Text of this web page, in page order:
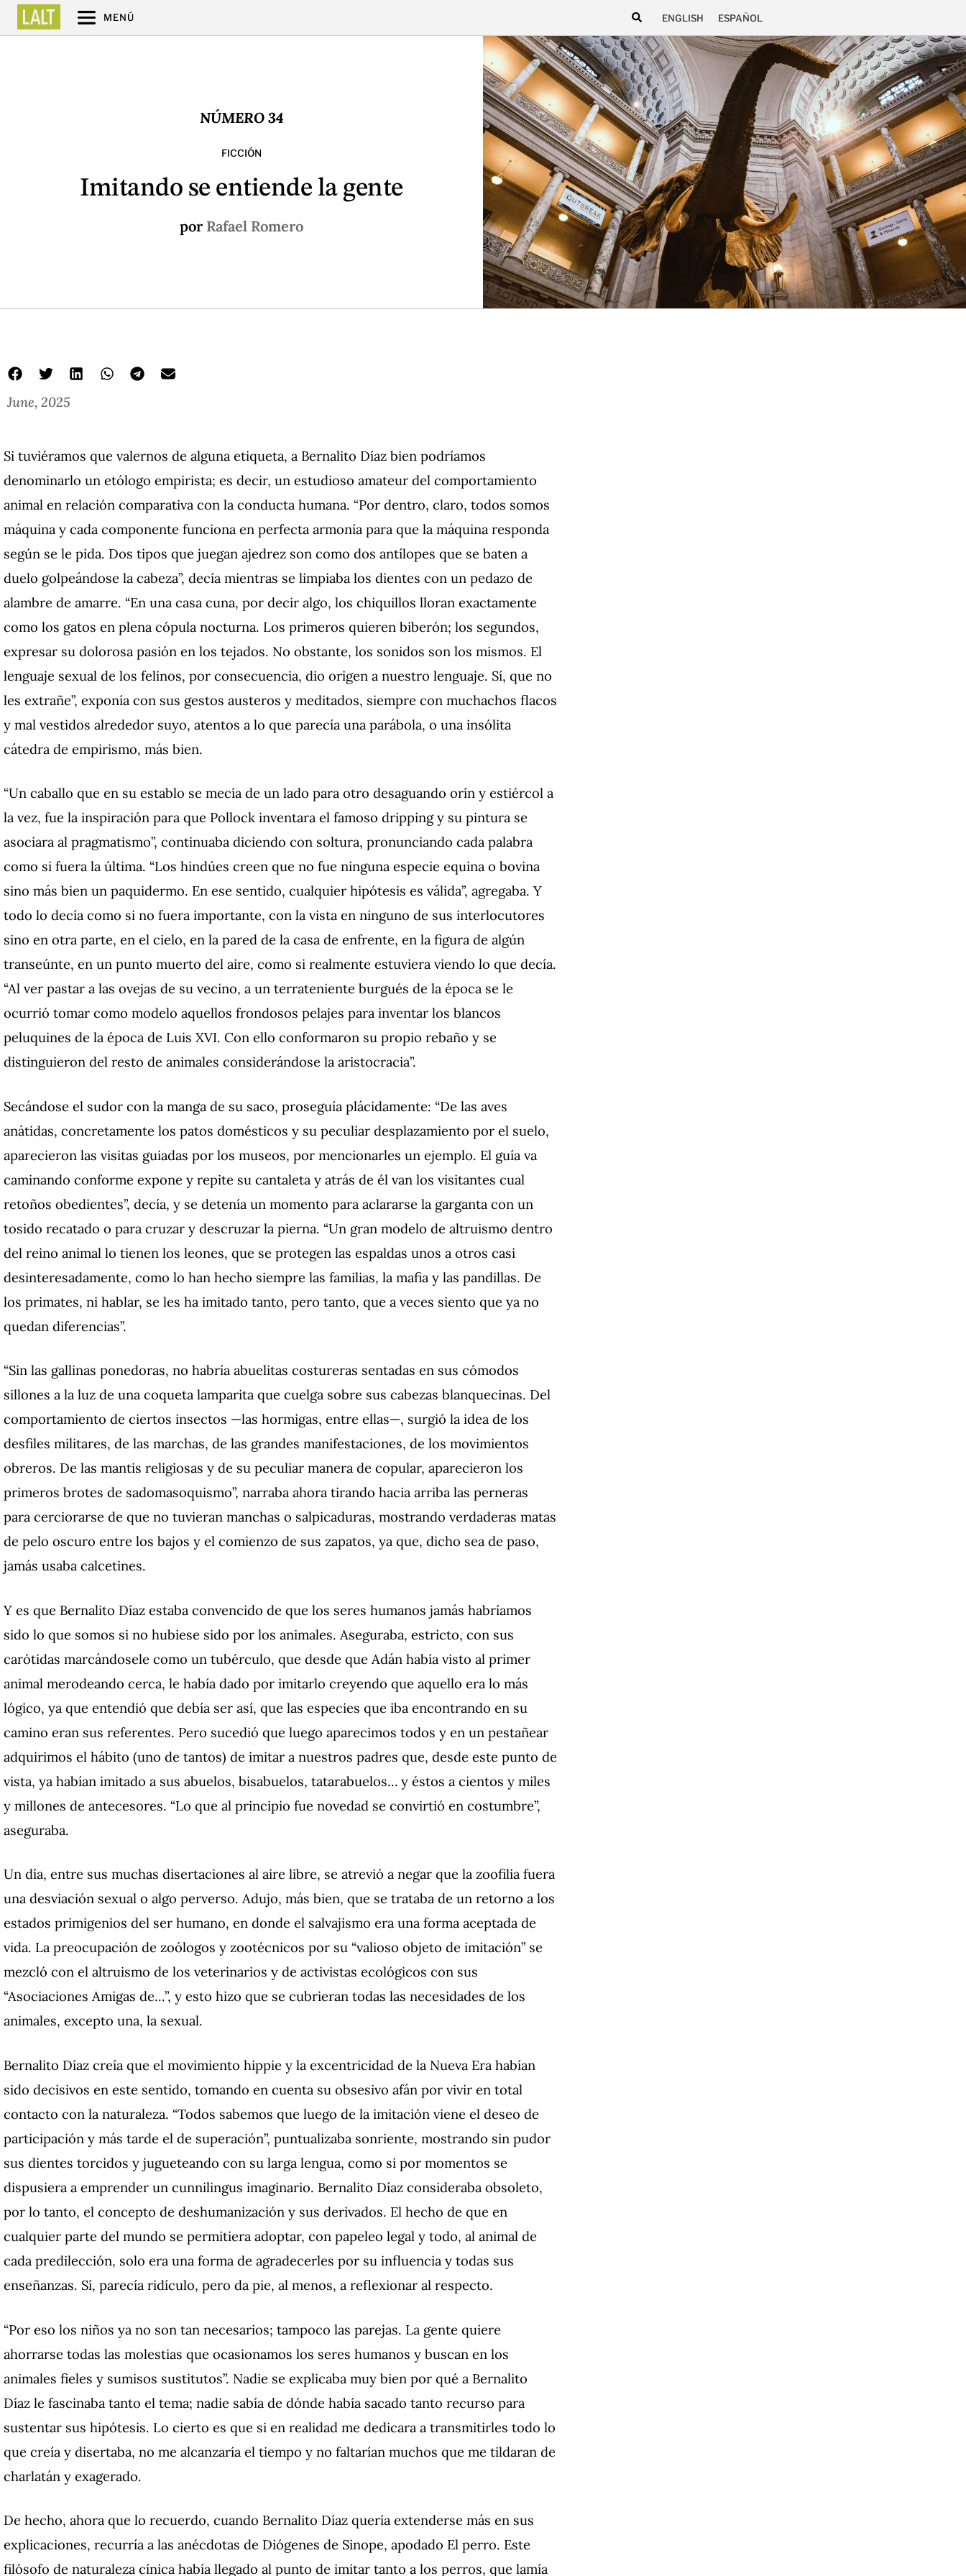
MENÚ ENGLISH ESPAÑOL
NÚMERO 34
FICCIÓN
Imitando se entiende la gente
por Rafael Romero
June, 2025
Si tuviéramos que valernos de alguna etiqueta, a Bernalito Díaz bien podríamos
denominarlo un etólogo empirista; es decir, un estudioso amateur del comportamiento
animal en relación comparativa con la conducta humana. “Por dentro, claro, todos somos
máquina y cada componente funciona en perfecta armonía para que la máquina responda
según se le pida. Dos tipos que juegan ajedrez son como dos antílopes que se baten a
duelo golpeándose la cabeza”, decía mientras se limpiaba los dientes con un pedazo de
alambre de amarre. “En una casa cuna, por decir algo, los chiquillos lloran exactamente
como los gatos en plena cópula nocturna. Los primeros quieren biberón; los segundos,
expresar su dolorosa pasión en los tejados. No obstante, los sonidos son los mismos. El
lenguaje sexual de los felinos, por consecuencia, dio origen a nuestro lenguaje. Sí, que no
les extrañe”, exponía con sus gestos austeros y meditados, siempre con muchachos flacos
y mal vestidos alrededor suyo, atentos a lo que parecía una parábola, o una insólita
cátedra de empirismo, más bien.
“Un caballo que en su establo se mecía de un lado para otro desaguando orín y estiércol a
la vez, fue la inspiración para que Pollock inventara el famoso dripping y su pintura se
asociara al pragmatismo”, continuaba diciendo con soltura, pronunciando cada palabra
como si fuera la última. “Los hindúes creen que no fue ninguna especie equina o bovina
sino más bien un paquidermo. En ese sentido, cualquier hipótesis es válida”, agregaba. Y
todo lo decía como si no fuera importante, con la vista en ninguno de sus interlocutores
sino en otra parte, en el cielo, en la pared de la casa de enfrente, en la figura de algún
transeúnte, en un punto muerto del aire, como si realmente estuviera viendo lo que decía.
“Al ver pastar a las ovejas de su vecino, a un terrateniente burgués de la época se le
ocurrió tomar como modelo aquellos frondosos pelajes para inventar los blancos
peluquines de la época de Luis XVI. Con ello conformaron su propio rebaño y se
distinguieron del resto de animales considerándose la aristocracia”.
Secándose el sudor con la manga de su saco, proseguía plácidamente: “De las aves
anátidas, concretamente los patos domésticos y su peculiar desplazamiento por el suelo,
aparecieron las visitas guiadas por los museos, por mencionarles un ejemplo. El guía va
caminando conforme expone y repite su cantaleta y atrás de él van los visitantes cual
retoños obedientes”, decía, y se detenía un momento para aclararse la garganta con un
tosido recatado o para cruzar y descruzar la pierna. “Un gran modelo de altruismo dentro
del reino animal lo tienen los leones, que se protegen las espaldas unos a otros casi
desinteresadamente, como lo han hecho siempre las familias, la mafia y las pandillas. De
los primates, ni hablar, se les ha imitado tanto, pero tanto, que a veces siento que ya no
quedan diferencias”.
“Sin las gallinas ponedoras, no habría abuelitas costureras sentadas en sus cómodos
sillones a la luz de una coqueta lamparita que cuelga sobre sus cabezas blanquecinas. Del
comportamiento de ciertos insectos —las hormigas, entre ellas—, surgió la idea de los
desfiles militares, de las marchas, de las grandes manifestaciones, de los movimientos
obreros. De las mantis religiosas y de su peculiar manera de copular, aparecieron los
primeros brotes de sadomasoquismo”, narraba ahora tirando hacia arriba las perneras
para cerciorarse de que no tuvieran manchas o salpicaduras, mostrando verdaderas matas
de pelo oscuro entre los bajos y el comienzo de sus zapatos, ya que, dicho sea de paso,
jamás usaba calcetines.
Y es que Bernalito Díaz estaba convencido de que los seres humanos jamás habríamos
sido lo que somos si no hubiese sido por los animales. Aseguraba, estricto, con sus
carótidas marcándosele como un tubérculo, que desde que Adán había visto al primer
animal merodeando cerca, le había dado por imitarlo creyendo que aquello era lo más
lógico, ya que entendió que debía ser así, que las especies que iba encontrando en su
camino eran sus referentes. Pero sucedió que luego aparecimos todos y en un pestañear
adquirimos el hábito (uno de tantos) de imitar a nuestros padres que, desde este punto de
vista, ya habían imitado a sus abuelos, bisabuelos, tatarabuelos… y éstos a cientos y miles
y millones de antecesores. “Lo que al principio fue novedad se convirtió en costumbre”,
aseguraba.
Un día, entre sus muchas disertaciones al aire libre, se atrevió a negar que la zoofilia fuera
una desviación sexual o algo perverso. Adujo, más bien, que se trataba de un retorno a los
estados primigenios del ser humano, en donde el salvajismo era una forma aceptada de
vida. La preocupación de zoólogos y zootécnicos por su “valioso objeto de imitación” se
mezcló con el altruismo de los veterinarios y de activistas ecológicos con sus
“Asociaciones Amigas de…”, y esto hizo que se cubrieran todas las necesidades de los
animales, excepto una, la sexual.
Bernalito Díaz creía que el movimiento hippie y la excentricidad de la Nueva Era habían
sido decisivos en este sentido, tomando en cuenta su obsesivo afán por vivir en total
contacto con la naturaleza. “Todos sabemos que luego de la imitación viene el deseo de
participación y más tarde el de superación”, puntualizaba sonriente, mostrando sin pudor
sus dientes torcidos y jugueteando con su larga lengua, como si por momentos se
dispusiera a emprender un cunnilingus imaginario. Bernalito Díaz consideraba obsoleto,
por lo tanto, el concepto de deshumanización y sus derivados. El hecho de que en
cualquier parte del mundo se permitiera adoptar, con papeleo legal y todo, al animal de
cada predilección, solo era una forma de agradecerles por su influencia y todas sus
enseñanzas. Sí, parecía ridículo, pero da pie, al menos, a reflexionar al respecto.
“Por eso los niños ya no son tan necesarios; tampoco las parejas. La gente quiere
ahorrarse todas las molestias que ocasionamos los seres humanos y buscan en los
animales fieles y sumisos sustitutos”. Nadie se explicaba muy bien por qué a Bernalito
Díaz le fascinaba tanto el tema; nadie sabía de dónde había sacado tanto recurso para
sustentar sus hipótesis. Lo cierto es que si en realidad me dedicara a transmitirles todo lo
que creía y disertaba, no me alcanzaría el tiempo y no faltarían muchos que me tildaran de
charlatán y exagerado.
De hecho, ahora que lo recuerdo, cuando Bernalito Díaz quería extenderse más en sus
explicaciones, recurría a las anécdotas de Diógenes de Sinope, apodado El perro. Este
filósofo de naturaleza cínica había llegado al punto de imitar tanto a los perros, que lamía